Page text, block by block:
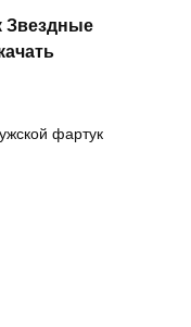
Звездные
фартук